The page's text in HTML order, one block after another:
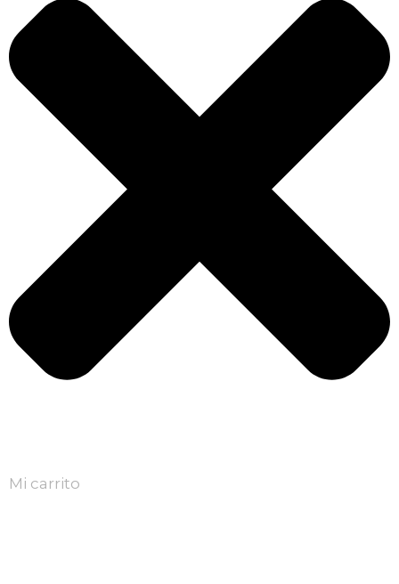
Mi carrito